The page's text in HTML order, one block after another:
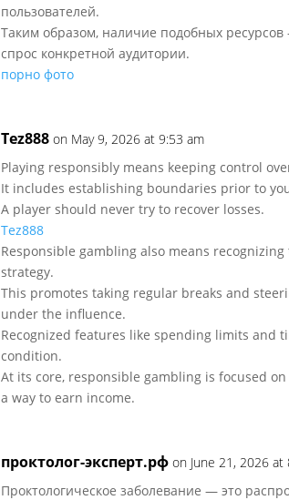
пользователей.
Таким образом, наличие подобных
спрос конкретной аудитории.
порно фото
Tez888 on May 9, 2026 at 9:53 am
Playing responsibly means keeping control
It includes establishing boundaries prior to
A player should never try to recover losses.
Tez888
Responsible gambling also means
strategy.
This promotes taking regular breaks and
under the influence.
Recognized features like spending limits and
condition.
At its core, responsible gambling is focused
a way to earn income.
проктолог-эксперт.рф on June 21, 2026 at
Проктологическое заболевание — это